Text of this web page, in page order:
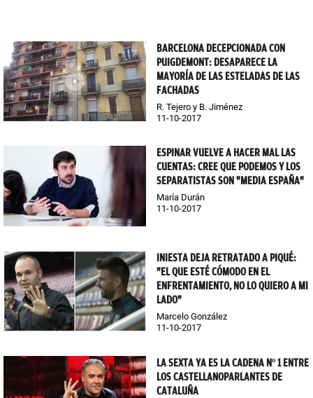
BARCELONA DECEPCIONADA CON
PUIGDEMONT: DESAPARECE LA
MAYORÍA DE LAS ESTELADAS DE LAS
FACHADAS
R. Tejero y B. Jiménez
11-10-2017
ESPINAR VUELVE A HACER MAL LAS
CUENTAS: CREE QUE PODEMOS Y LOS
SEPARATISTAS SON "MEDIA ESPAÑA"
María Durán
11-10-2017
INIESTA DEJA RETRATADO A PIQUÉ:
"EL QUE ESTÉ CÓMODO EN EL
ENFRENTAMIENTO, NO LO QUIERO A MI
LADO"
Marcelo González
11-10-2017
LA SEXTA YA ES LA CADENA Nº 1 ENTRE
LOS CASTELLANOPARLANTES DE
CATALUÑA